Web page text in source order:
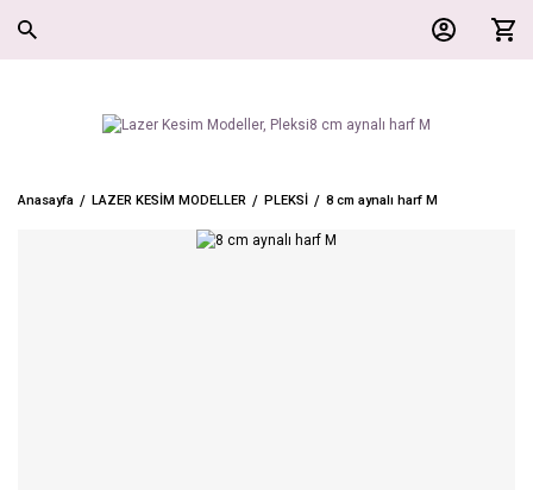
Anasayfa LAZER KESİM MODELLER PLEKSİ 8 cm aynalı harf M